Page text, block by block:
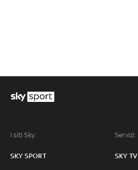
I siti Sky:
SKY SPORT
Servizi:
SKY TV